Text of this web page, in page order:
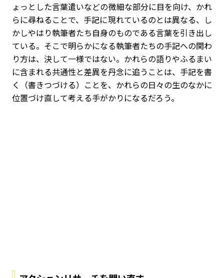
ょっとした言葉遣いなどの微細な部分に目を向け、かれ
らに尋ねることで、手記に現れているのとは異なる、し
かしやはり執筆者たち自身のものである言葉を引き出し
ている。そこで明らかになる執筆者たちの手記への関わ
り方は、決して一様ではない。かれらの語りやふるまい
に含まれる共通性と差異を丹念に追うことは、手記を書
く（書きつづける）ことを、かれらの日々の生のなかに
位置づけ直して考える手がかりになるだろう。